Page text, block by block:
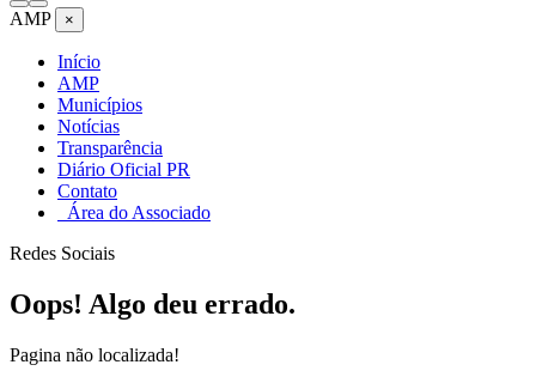
AMP ×
Início
AMP
Municípios
Notícias
Transparência
Diário Oficial PR
Contato
Área do Associado
Redes Sociais
Oops! Algo deu errado.
Pagina não localizada!